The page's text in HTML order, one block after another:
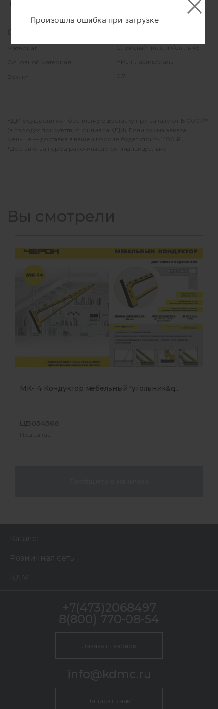
Свойства и материалы
Материал Слоистый пластик/сталь 45
Основной материал HPL-пластик/сталь
Вес, кг 0,7
КДМ осуществляет бесплатную доставку при заказе от 15 000 ₽*
(в городах присутствия филиала КДМ). Если сумма заказа
меньше — доставка в вашем городе будет стоить 1 100 ₽.
*Доставка за город рассчитывается индивидуально
Вы смотрели
МК-14 Кондуктор мебельный "угольник&q...
ЦБ054566
Под заказ
Каталог
Розничная сеть
КДМ
+7(473)2068497
8(800) 770-08-54
Заказать звонок
info@kdmc.ru
Написать нам
Произошла ошибка при загрузке